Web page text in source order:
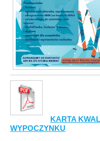
KARTA
WYPOCZYNKU